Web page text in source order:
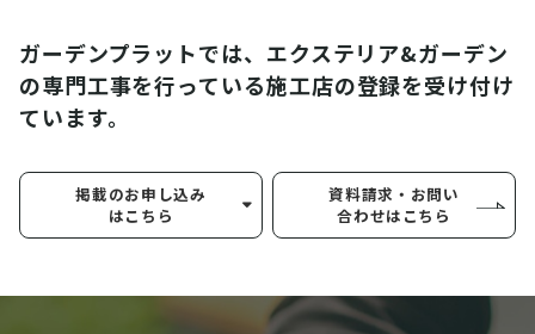
ガーデンプラットでは、エクステリア&ガーデン
の専門工事を行っている施工店の登録を受け付け
ています。
掲載のお申し込み
はこちら
資料請求・お問い
合わせはこちら